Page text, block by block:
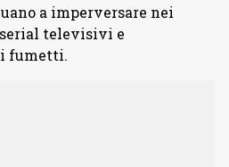
a imperversare nei
televisivi e
fumetti.